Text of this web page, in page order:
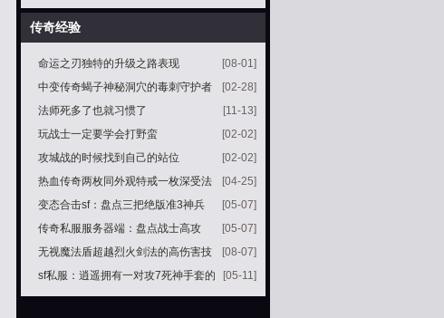
活动
传奇经验
[08-01]
命运之刃独特的升级之路表现
[02-28]
中变传奇蝎子神秘洞穴的毒刺守护者
[11-13]
法师死多了也就习惯了
[02-02]
玩战士一定要学会打野蛮
[02-02]
攻城战的时候找到自己的站位
[04-25]
热血传奇两枚同外观特戒一枚深受法
师喜爱另一枚有防爆功效
[05-07]
变态合击sf：盘点三把绝版准3神兵
有两把搭配麻痹戒指单挑无敌
[05-07]
传奇私服服务器端：盘点战士高攻
+高防四件套全是最强属性
[08-07]
无视魔法盾超越烈火剑法的高伤害技
能逐日剑法
[05-11]
sf私服：逍遥拥有一对攻7死神手套的
玩家起码有7位